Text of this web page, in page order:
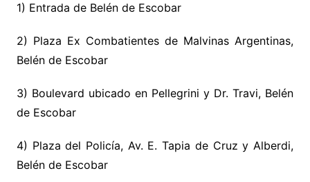
1) Entrada de Belén de Escobar
2) Plaza Ex Combatientes de Malvinas Argentinas,
Belén de Escobar
3) Boulevard ubicado en Pellegrini y Dr. Travi, Belén
de Escobar
4) Plaza del Policía, Av. E. Tapia de Cruz y Alberdi,
Belén de Escobar